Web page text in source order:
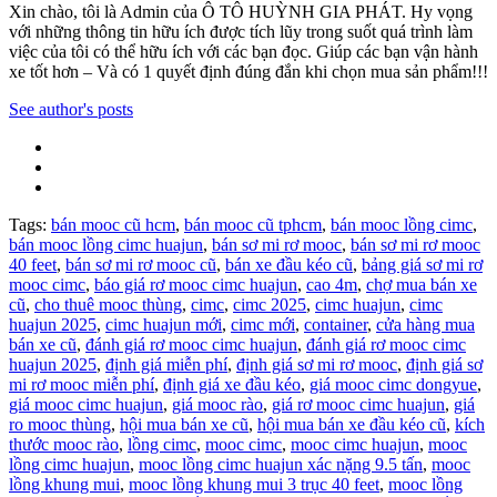
Xin chào, tôi là Admin của Ô TÔ HUỲNH GIA PHÁT. Hy vọng
với những thông tin hữu ích được tích lũy trong suốt quá trình làm
việc của tôi có thể hữu ích với các bạn đọc. Giúp các bạn vận hành
xe tốt hơn – Và có 1 quyết định đúng đắn khi chọn mua sản phẩm!!!
See author's posts
Tags: bán mooc cũ hcm, bán mooc cũ tphcm, bán mooc lồng cimc,
bán mooc lồng cimc huajun, bán sơ mi rơ mooc, bán sơ mi rơ mooc
40 feet, bán sơ mi rơ mooc cũ, bán xe đầu kéo cũ, bảng giá sơ mi rơ
mooc cimc, báo giá rơ mooc cimc huajun, cao 4m, chợ mua bán xe
cũ, cho thuê mooc thùng, cimc, cimc 2025, cimc huajun, cimc
huajun 2025, cimc huajun mới, cimc mới, container, cửa hàng mua
bán xe cũ, đánh giá rơ mooc cimc huajun, đánh giá rơ mooc cimc
huajun 2025, định giá miễn phí, định giá sơ mi rơ mooc, định giá sơ
mi rơ mooc miễn phí, định giá xe đầu kéo, giá mooc cimc dongyue,
giá mooc cimc huajun, giá mooc rào, giá rơ mooc cimc huajun, giá
ro mooc thùng, hội mua bán xe cũ, hội mua bán xe đầu kéo cũ, kích
thước mooc rào, lồng cimc, mooc cimc, mooc cimc huajun, mooc
lồng cimc huajun, mooc lồng cimc huajun xác nặng 9.5 tấn, mooc
lồng khung mui, mooc lồng khung mui 3 trục 40 feet, mooc lồng